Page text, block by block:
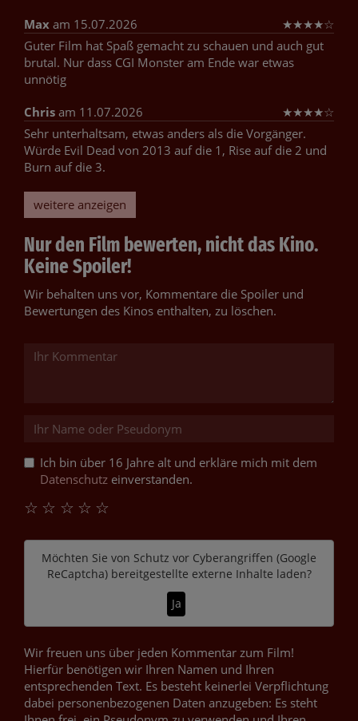
Max am 15.07.2026 ★★★★☆
Guter Film hat Spaß gemacht zu schauen und auch gut
brutal. Nur dass CGI Monster am Ende war etwas
unnötig
Chris am 11.07.2026 ★★★★☆
Sehr unterhaltsam, etwas anders als die Vorgänger.
Würde Evil Dead von 2013 auf die 1, Rise auf die 2 und
Burn auf die 3.
weitere anzeigen
Nur den Film bewerten, nicht das Kino.
Keine Spoiler!
Wir behalten uns vor, Kommentare die Spoiler und
Bewertungen des Kinos enthalten, zu löschen.
Ich bin über 16 Jahre alt und erkläre mich mit dem
Datenschutz einverstanden.
☆
☆
☆
☆
☆
Möchten Sie von Schutz vor Cyberangriffen (Google
ReCaptcha)bereitgestellte externe Inhalte laden?
Ja
Wir freuen uns über jeden Kommentar zum Film!
Hierfür benötigen wir Ihren Namen und Ihren
entsprechenden Text. Es besteht keinerlei Verpflichtung
dabei personenbezogenen Daten anzugeben: Es steht